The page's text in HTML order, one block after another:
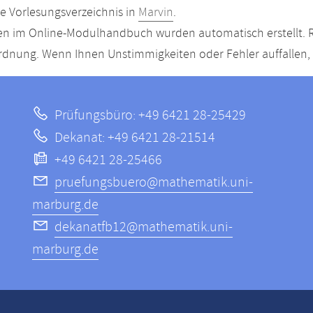
Vorlesungsverzeichnis in Marvin.
im Online-Modulhandbuch wurden automatisch erstellt.
Wenn Ihnen Unstimmigkeiten oder Fehler
Prüfungsbüro: +49 6421 28-25429
Dekanat: +49 6421 28-21514
+49 6421 28-25466
pruefungsbuero@mathematik.uni-
marburg.de
dekanatfb12@mathematik.uni-
marburg.de